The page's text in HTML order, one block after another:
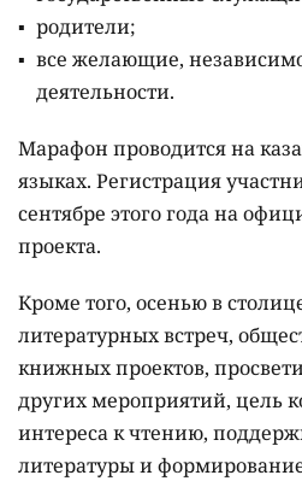
родители;
все желающие,
деятельности.
Марафон проводится на
языках. Регистрация
сентябре этого года на
проекта.
Кроме того, осенью в
литературных встреч,
книжных проектов,
других мероприятий, цель
интереса к чтению,
литературы и